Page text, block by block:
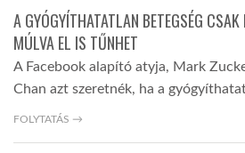
A GYÓGYÍTHATATLAN BETEGSÉG
MÚLVA EL IS TŰNHET
A Facebook alapító atyja, Mark
Chan azt szeretnék, ha a
FOLYTATÁS →